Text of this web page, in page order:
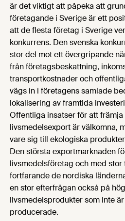
är det viktigt att påpeka att
företagande i Sverige är ett
att de flesta företag i Sverige
konkurrens. Den svenska
stor del mot ett övergripande
från företagsbeskattning,
transportkostnader och
vägs in i företagens samlade
lokalisering av framtida
Offentliga insatser för att främja
livsmedelsexport är välkomna,
vare sig till ekologiska
Den största exportmarknaden
livsmedelsföretag och med
fortfarande de nordiska
en stor efterfrågan också på
livsmedelsprodukter som inte
producerade.